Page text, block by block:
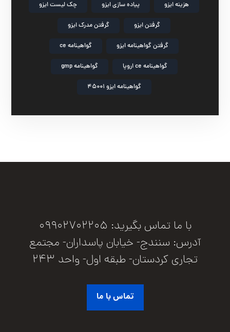
هزینه ایزو پیاده سازی ایزو چک لیست ایزو
گرفتن ایزو گرفتن مدرک ایزو
گرفتن گواهینامه ایزو گواهینامه ce
گواهینامه ce اروپا گواهینامه gmp
گواهینامه ایزو 45001
با ما تماس بگیرید: 09902702205
آدرس: سنندج- خیابان پاسداران- مجتمع
تجاری کردستان- طبقه اول- واحد 243
تماس با ما